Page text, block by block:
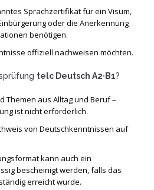
Sprachzertifikat für ein Visum,
oder die Anerkennung
benötigen.
offiziell nachweisen möchten.
telc Deutsch A2·B1?
Themen aus Alltag und Beruf –
ist nicht erforderlich.
von Deutschkenntnissen auf
kann auch ein
bescheinigt werden, falls das
erreicht wurde.